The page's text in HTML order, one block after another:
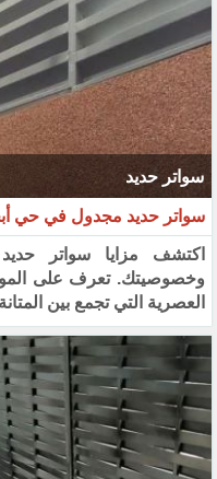
سواتر حديد
سواتر حديد مجدول في حي
اكتشف مزايا سواتر
وخصوصيتك. تعرف على
العصرية التي تجمع بين